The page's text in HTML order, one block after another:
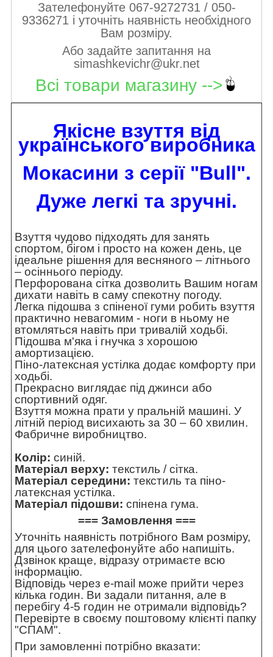
Зателефонуйте 067-9272731 / 050-
9336271 і уточніть наявність необхідного
Вам розміру.
Або задайте запитання на
simashkevichr@ukr.net
Всі товари магазину -->
Якісне взуття від
українського виробника
Мокасини з серії "Bull".
Дуже легкі та зручні.
Взуття чудово підходять для занять
спортом, бігом і просто на кожен день, це
ідеальне рішення для весняного – літнього
– осіннього періоду.
Перфорована сітка дозволить Вашим ногам
дихати навіть в саму спекотну погоду.
Легка підошва з спіненої гуми робить взуття
практично невагомим - ноги в ньому не
втомляться навіть при тривалій ходьбі.
Підошва м'яка і гнучка з хорошою
амортизацією.
Піно-латексная устілка додає комфорту при
ходьбі.
Прекрасно виглядає під джинси або
спортивний одяг.
Взуття можна прати у пральній машині. У
літній період висихають за 30 – 60 хвилин.
Фабричне виробництво.
Колір: синій.
Матеріал верху: текстиль / сітка.
Матеріал середини: текстиль та піно-
латексная устілка.
Матеріал підошви: спінена гума.
=== Замовлення ===
Уточніть наявність потрібного Вам розміру,
для цього зателефонуйте або напишіть.
Дзвінок краще, відразу отримаєте всю
інформацію.
Відповідь через e-mail може прийти через
кілька годин. Ви задали питання, але в
перебігу 4-5 годин не отримали відповідь?
Перевірте в своєму поштовому клієнті папку
"СПАМ".
При замовленні потрібно вказати: